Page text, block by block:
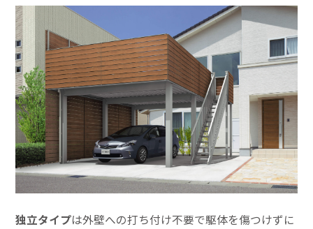
独立タイプは外壁への打ち付け不要で駆体を傷つけずに